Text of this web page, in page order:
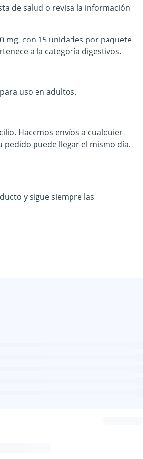
de salud o revisa la información
mg, con 15 unidades por paquete.
a la categoría digestivos.
uso en adultos.
Hacemos envíos a cualquier
pedido puede llegar el mismo día.
y sigue siempre las